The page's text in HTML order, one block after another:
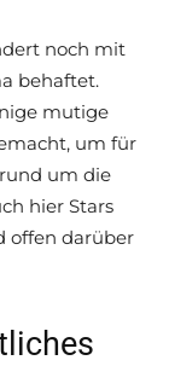
noch mit
behaftet.
mutige
um für
um die
hier Stars
offen darüber